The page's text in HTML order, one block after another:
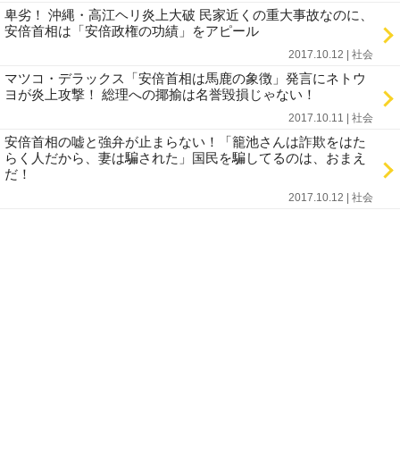
卑劣！ 沖縄・高江ヘリ炎上大破 民家近くの重大事故なのに、
安倍首相は「安倍政権の功績」をアピール
2017.10.12 | 社会
マツコ・デラックス「安倍首相は馬鹿の象徴」発言にネトウ
ヨが炎上攻撃！ 総理への揶揄は名誉毀損じゃない！
2017.10.11 | 社会
安倍首相の嘘と強弁が止まらない！「籠池さんは詐欺をはた
らく人だから、妻は騙された」国民を騙してるのは、おまえ
だ！
2017.10.12 | 社会